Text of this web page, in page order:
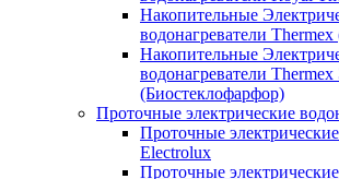
Накопительные
водонагреватели
Накопительные
водонагреватели
(Биостеклофарфор)
Проточные электрические
Проточные
Electrolux
Проточные